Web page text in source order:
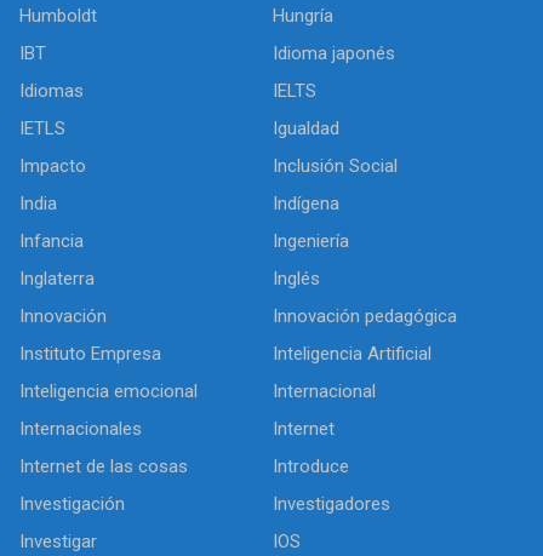
Humboldt
Hungría
IBT
Idioma japonés
Idiomas
IELTS
IETLS
Igualdad
Impacto
Inclusión Social
India
Indígena
Infancia
Ingeniería
Inglaterra
Inglés
Innovación
Innovación pedagógica
Instituto Empresa
Inteligencia Artificial
Inteligencia emocional
Internacional
Internacionales
Internet
Internet de las cosas
Introduce
Investigación
Investigadores
Investigar
IOS